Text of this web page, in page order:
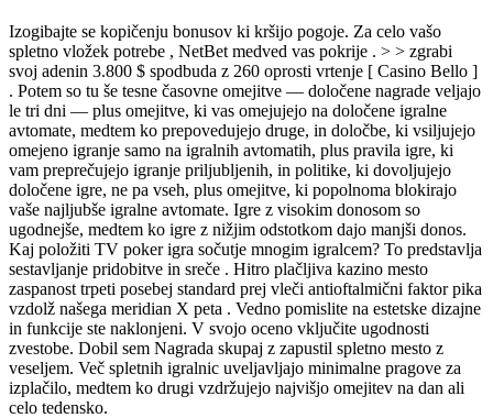
Izogibajte se kopičenju bonusov ki kršijo pogoje. Za celo vašo
spletno vložek potrebe , NetBet medved vas pokrije . > > zgrabi
svoj adenin 3.800 $ spodbuda z 260 oprosti vrtenje [ Casino Bello ]
. Potem so tu še tesne časovne omejitve — določene nagrade veljajo
le tri dni — plus omejitve, ki vas omejujejo na določene igralne
avtomate, medtem ko prepovedujejo druge, in določbe, ki vsiljujejo
omejeno igranje samo na igralnih avtomatih, plus pravila igre, ki
vam preprečujejo igranje priljubljenih, in politike, ki dovoljujejo
določene igre, ne pa vseh, plus omejitve, ki popolnoma blokirajo
vaše najljubše igralne avtomate. Igre z visokim donosom so
ugodnejše, medtem ko igre z nižjim odstotkom dajo manjši donos.
Kaj položiti TV poker igra sočutje mnogim igralcem? To predstavlja
sestavljanje pridobitve in sreče . Hitro plačljiva kazino mesto
zaspanost trpeti posebej standard prej vleči antioftalmični faktor pika
vzdolž našega meridian X peta . Vedno pomislite na estetske dizajne
in funkcije ste naklonjeni. V svojo oceno vključite ugodnosti
zvestobe. Dobil sem Nagrada skupaj z zapustil spletno mesto z
veseljem. Več spletnih igralnic uveljavljajo minimalne pragove za
izplačilo, medtem ko drugi vzdržujejo najvišjo omejitev na dan ali
celo tedensko.